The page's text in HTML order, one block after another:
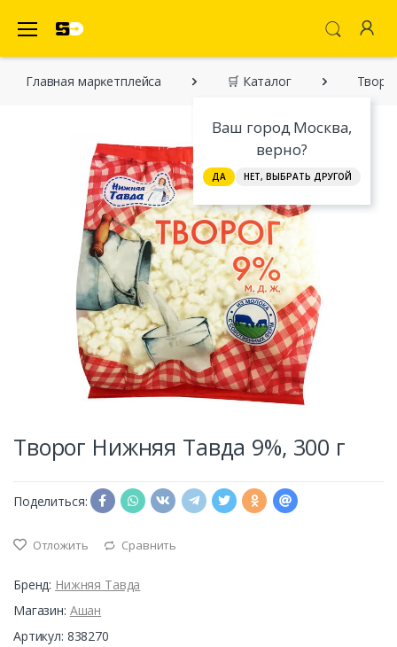
Ваш город Москва,
верно?
ДА НЕТ, ВЫБРАТЬ ДРУГОЙ
Главная марĸетплейса 🛒 Каталог
Творог Нижняя Тавда 9%, 300 г
Поделиться:
Отложить Сравнить
Бренд: Нижняя Тавда
Магазин: Ашан
Артикул: 838270